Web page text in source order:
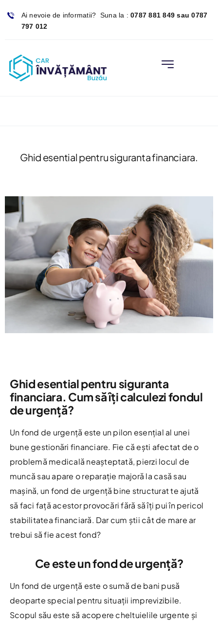
content
Ai nevoie de informatii? Suna la :0787 881 849 sau 0787
797 012
Toggle
Fond Social
Ghid esential pentru siguranta financiara.
Ghid esential pentru siguranta
financiara. Cum să îți calculezi fondul
de urgență?
Un fond de urgență este un pilon esențial al unei
bune gestionări financiare. Fie că ești afectat de o
problemă medicală neașteptată, pierzi locul de
muncă sau apare o reparație majoră la casă sau
mașină, un fond de urgență bine structurat te ajută
să faci față acestor provocări fără să îți pui în pericol
stabilitatea financiară. Dar cum știi cât de mare ar
trebui să fie acest fond?
Ce este un fond de urgență?
Un fond de urgență este o sumă de bani pusă
deoparte special pentru situații imprevizibile.
Scopul său este să acopere cheltuielile urgente și